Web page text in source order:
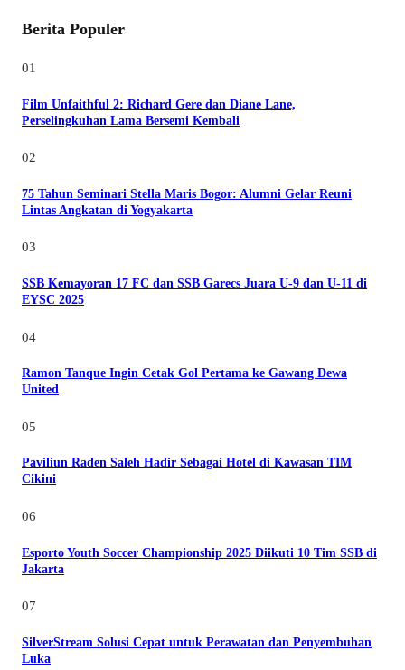
Berita Populer
01
Film Unfaithful 2: Richard Gere dan Diane Lane,
Perselingkuhan Lama Bersemi Kembali
02
75 Tahun Seminari Stella Maris Bogor: Alumni Gelar Reuni
Lintas Angkatan di Yogyakarta
03
SSB Kemayoran 17 FC dan SSB Garecs Juara U-9 dan U-11 di
EYSC 2025
04
Ramon Tanque Ingin Cetak Gol Pertama ke Gawang Dewa
United
05
Paviliun Raden Saleh Hadir Sebagai Hotel di Kawasan TIM
Cikini
06
Esporto Youth Soccer Championship 2025 Diikuti 10 Tim SSB di
Jakarta
07
SilverStream Solusi Cepat untuk Perawatan dan Penyembuhan
Luka